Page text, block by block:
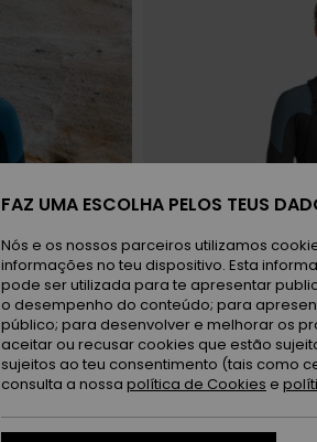
FAZ UMA ESCOLHA PELOS TEUS
Nós e os nossos parceiros utilizamos
informações no teu dispositivo. Esta
pode ser utilizada para te apresentar
o desempenho do conteúdo; para
público; para desenvolver e melhorar os
aceitar ou recusar cookies que estão
sujeitos ao teu consentimento (tais como
consulta a nossa política de Cookies e